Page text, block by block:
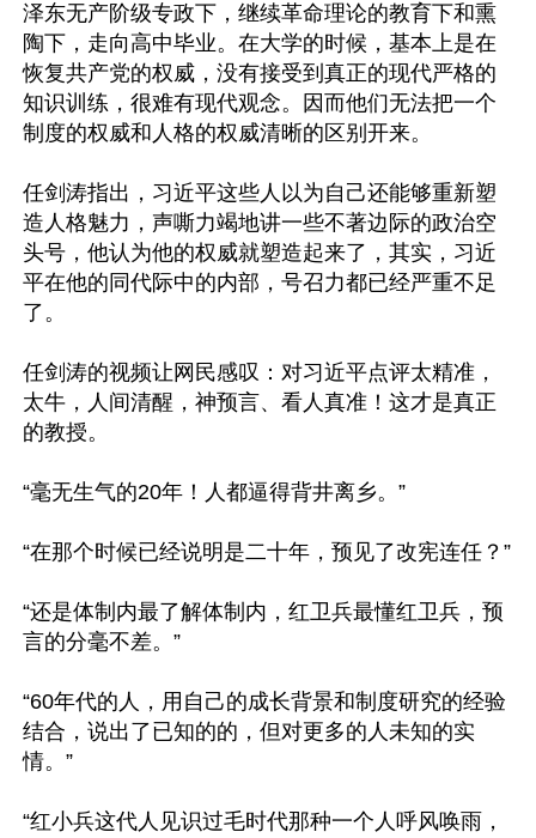
泽东无产阶级专政下，继续革命理论的教育下和熏
陶下，走向高中毕业。在大学的时候，基本上是在
恢复共产党的权威，没有接受到真正的现代严格的
知识训练，很难有现代观念。因而他们无法把一个
制度的权威和人格的权威清晰的区别开来。
任剑涛指出，习近平这些人以为自己还能够重新塑
造人格魅力，声嘶力竭地讲一些不著边际的政治空
头号，他认为他的权威就塑造起来了，其实，习近
平在他的同代际中的内部，号召力都已经严重不足
了。
任剑涛的视频让网民感叹：对习近平点评太精准，
太牛，人间清醒，神预言、看人真准！这才是真正
的教授。
“毫无生气的20年！人都逼得背井离乡。”
“在那个时候已经说明是二十年，预见了改宪连任？”
“还是体制内最了解体制内，红卫兵最懂红卫兵，预
言的分毫不差。”
“60年代的人，用自己的成长背景和制度研究的经验
结合，说出了已知的的，但对更多的人未知的实
情。”
“红小兵这代人见识过毛时代那种一个人呼风唤雨，